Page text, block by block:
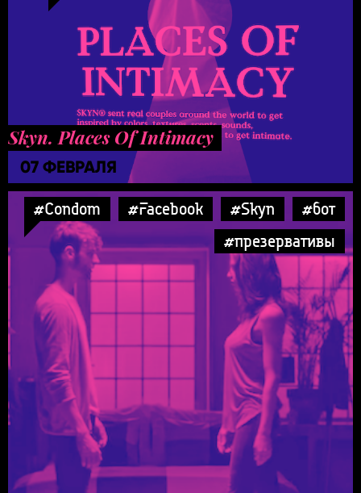
Skyn. Places Of Intimacy
07 ФЕВРАЛЯ
#Condom #Facebook #Skyn
#бот
#презервативы